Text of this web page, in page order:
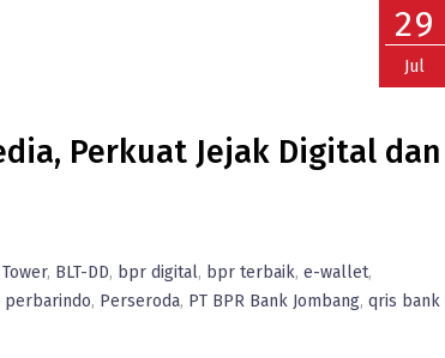
29
Jul
Perkuat Jejak Digital dan
Tower, BLT-DD, bpr digital, bpr terbaik, e-wallet,
perbarindo, Perseroda, PT BPR Bank Jombang, qris bank